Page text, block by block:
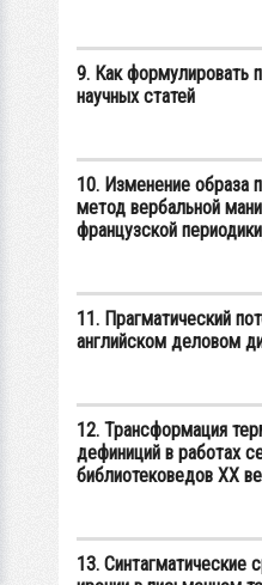
9. Как формулировать
научных статей
10. Изменение образа
метод вербальной
французской
11. Прагматический
английском деловом
12. Трансформация
дефиниций в работах
библиотековедов XX
13. Синтагматические